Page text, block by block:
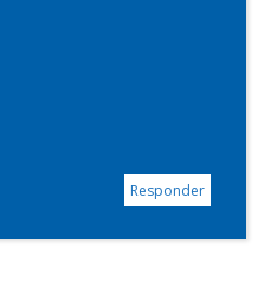
Responder